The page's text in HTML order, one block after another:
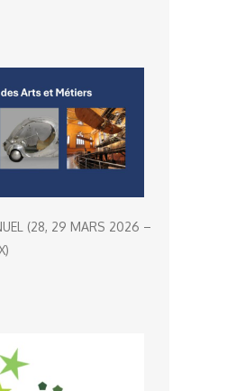
(28, 29 MARS 2026 –